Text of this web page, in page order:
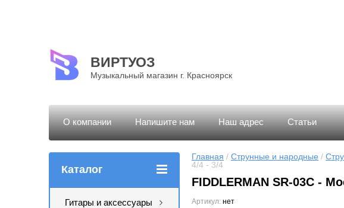
ВИРТУОЗ
Музыкальный магазин г. Красноярск
О компании Напишите нам Наш адрес Статьи
Главная / Струнные и народные /
4/4 - 3/4
FIDDLERMAN SR-03C -
Артикул: нет
Каталог
Гитары и аксессуары